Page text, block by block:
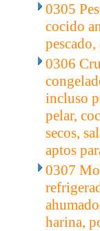
0305
cocido
0306
incluso
pelar,
secos,
aptos
0307
harina,